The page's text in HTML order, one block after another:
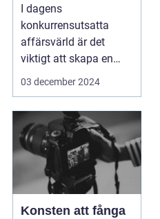
I dagens
konkurrensutsatta
affärsvärld är det
viktigt att skapa en
arbetsmiljö s...
03 december 2024
Konsten att fånga